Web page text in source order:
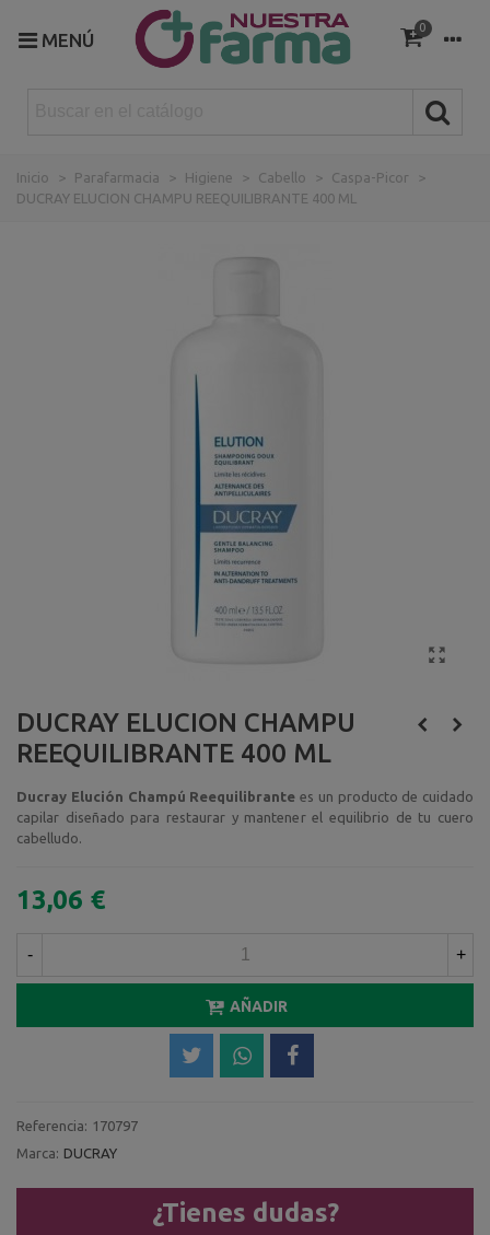
MENÚ
0
Inicio > Parafarmacia > Higiene > Cabello > Caspa-Picor
>
DUCRAY ELUCION CHAMPU REEQUILIBRANTE 400 ML
DUCRAY ELUCION CHAMPU
REEQUILIBRANTE 400 ML
Ducray Elución Champú Reequilibrante es un producto de cuidado
capilar diseñado para restaurar y mantener el equilibrio de tu cuero
cabelludo.
13,06 €
- +
AÑADIR
Referencia: 170797
Marca: DUCRAY
¿Tienes dudas?